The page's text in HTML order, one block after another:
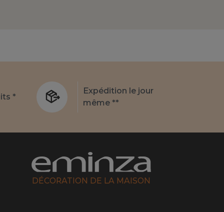
*
Expédition le jour
même **
DÉCORATION DE LA MAISON